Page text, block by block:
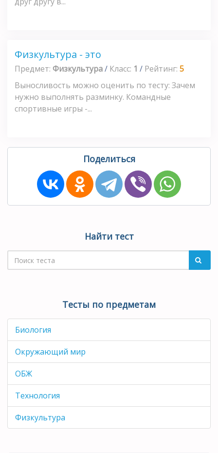
Физкультура - это
Предмет: Физкультура/ Класс: 1 / Рейтинг: 5
Выносливость можно оценить по тесту: Зачем
нужно выполнять разминку. Командные
спортивные игры -...
Поделиться
Найти тест
Тесты по предметам
Биология
Окружающий мир
ОБЖ
Технология
Физкультура